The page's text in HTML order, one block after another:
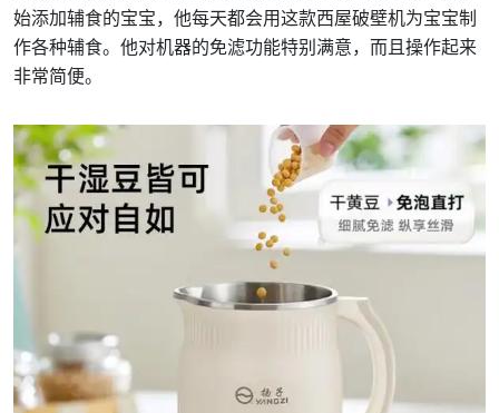
始添加辅食的宝宝，他每天都会用这款西屋破壁机为宝宝制
作各种辅食。他对机器的免滤功能特别满意，而且操作起来
非常简便。